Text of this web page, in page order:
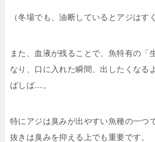
（冬場でも、油断しているとアジはす
また、血液が残ることで、魚特有の「
なり、口に入れた瞬間、出したくなる
ばしば…。
特にアジは臭みが出やすい魚種の一つ
抜きは臭みを抑える上でも重要です。